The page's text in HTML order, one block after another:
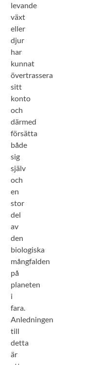
levande
växt
eller
djur
har
kunnat
övertrassera
sitt
konto
och
därmed
försätta
både
sig
själv
och
en
stor
del
av
den
biologiska
mångfalden
på
planeten
i
fara.
Anledningen
till
detta
är